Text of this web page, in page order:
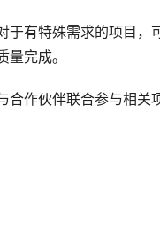
于有特殊需求的项目，
量完成。
合作伙伴联合参与相关